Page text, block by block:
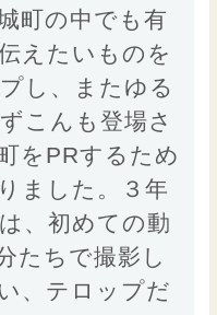
町の中でも有
えたいものを
し、またゆる
こんも登場さ
をPRするため
ました。３年
、初めての動
たちで撮影し
、テロップだ